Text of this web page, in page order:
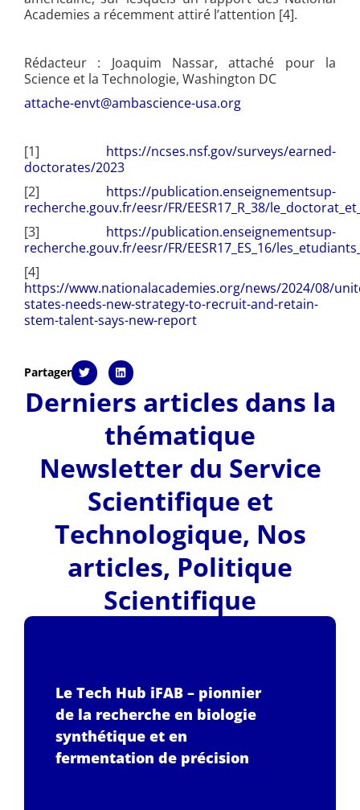
Academies a récemment attiré l’attention [4].
Rédacteur : Joaquim Nassar, attaché pour la
Science et la Technologie, Washington DC
attache-envt@ambascience-usa.org
[1] https://ncses.nsf.gov/surveys/earned-
doctorates/2023
[2] https://publication.enseignementsup-
recherche.gouv.fr/eesr/FR/EESR17_R_38/
[3] https://publication.enseignementsup-
recherche.gouv.fr/eesr/FR/EESR17_ES_16/
[4]
https://www.nationalacademies.org/news/2024/08/
states-needs-new-strategy-to-recruit-and-retain-
stem-talent-says-new-report
Partager
Derniers articles dans la
thématique
Newsletter du Service
Scientifique et
Technologique, Nos
articles, Politique
Scientifique
Le Tech Hub iFAB – pionnier
de la recherche en biologie
synthétique et en
fermentation de précision